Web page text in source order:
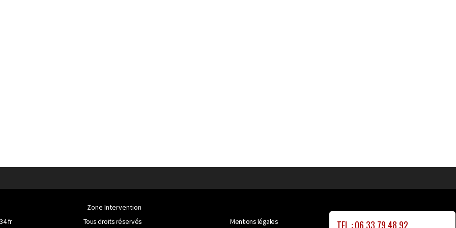
TEL : 06 33 79 48 92
Zone Intervention
Tous droits réservés Mentions légales